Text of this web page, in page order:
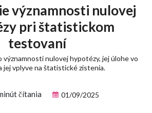
významnosti nulovej
pri štatistickom
testovaní
významnosti nulovej hypotézy, jej úlohe vo
jej vplyve na štatistické zistenia.
čítania 01/09/2025